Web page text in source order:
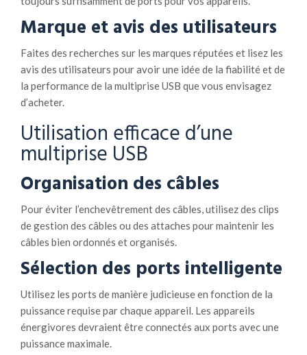
Marque et avis des utilisateurs
Faites des recherches sur les marques réputées et lisez les
avis des utilisateurs pour avoir une idée de la fiabilité et de
la performance de la multiprise USB que vous envisagez
d’acheter.
Utilisation efficace d’une
multiprise USB
Organisation des câbles
Pour éviter l’enchevêtrement des câbles, utilisez des clips
de gestion des câbles ou des attaches pour maintenir les
câbles bien ordonnés et organisés.
Sélection des ports intelligente
Utilisez les ports de manière judicieuse en fonction de la
puissance requise par chaque appareil. Les appareils
énergivores devraient être connectés aux ports avec une
puissance maximale.